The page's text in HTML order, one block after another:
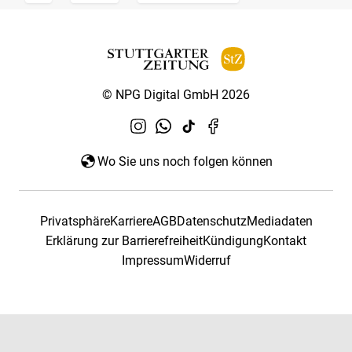
© NPG Digital GmbH 2026
Wo Sie uns noch folgen können
PrivatsphäreKarriereAGBDatenschutzMediadaten
Erklärung zur BarrierefreiheitKündigungKontakt
ImpressumWiderruf